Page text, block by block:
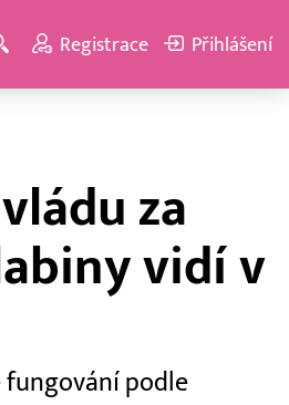
Registrace Přihlášení
za
vidí v
fungování podle